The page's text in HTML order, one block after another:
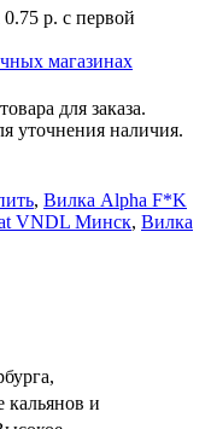
0.75 р. с первой
магазинах
для заказа.
уточнения наличия.
, Вилка Alpha F*K
VNDL Минск, Вилка
кальянов и